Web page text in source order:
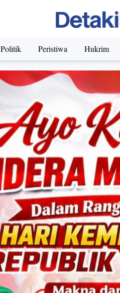
Politik Peristiwa Hukrim